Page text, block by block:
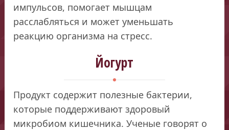
импульсов, помогает мышцам
расслабляться и может уменьшать
реакцию организма на стресс.
Йогурт
Продукт содержит полезные бактерии,
которые поддерживают здоровый
микробиом кишечника. Ученые говорят о